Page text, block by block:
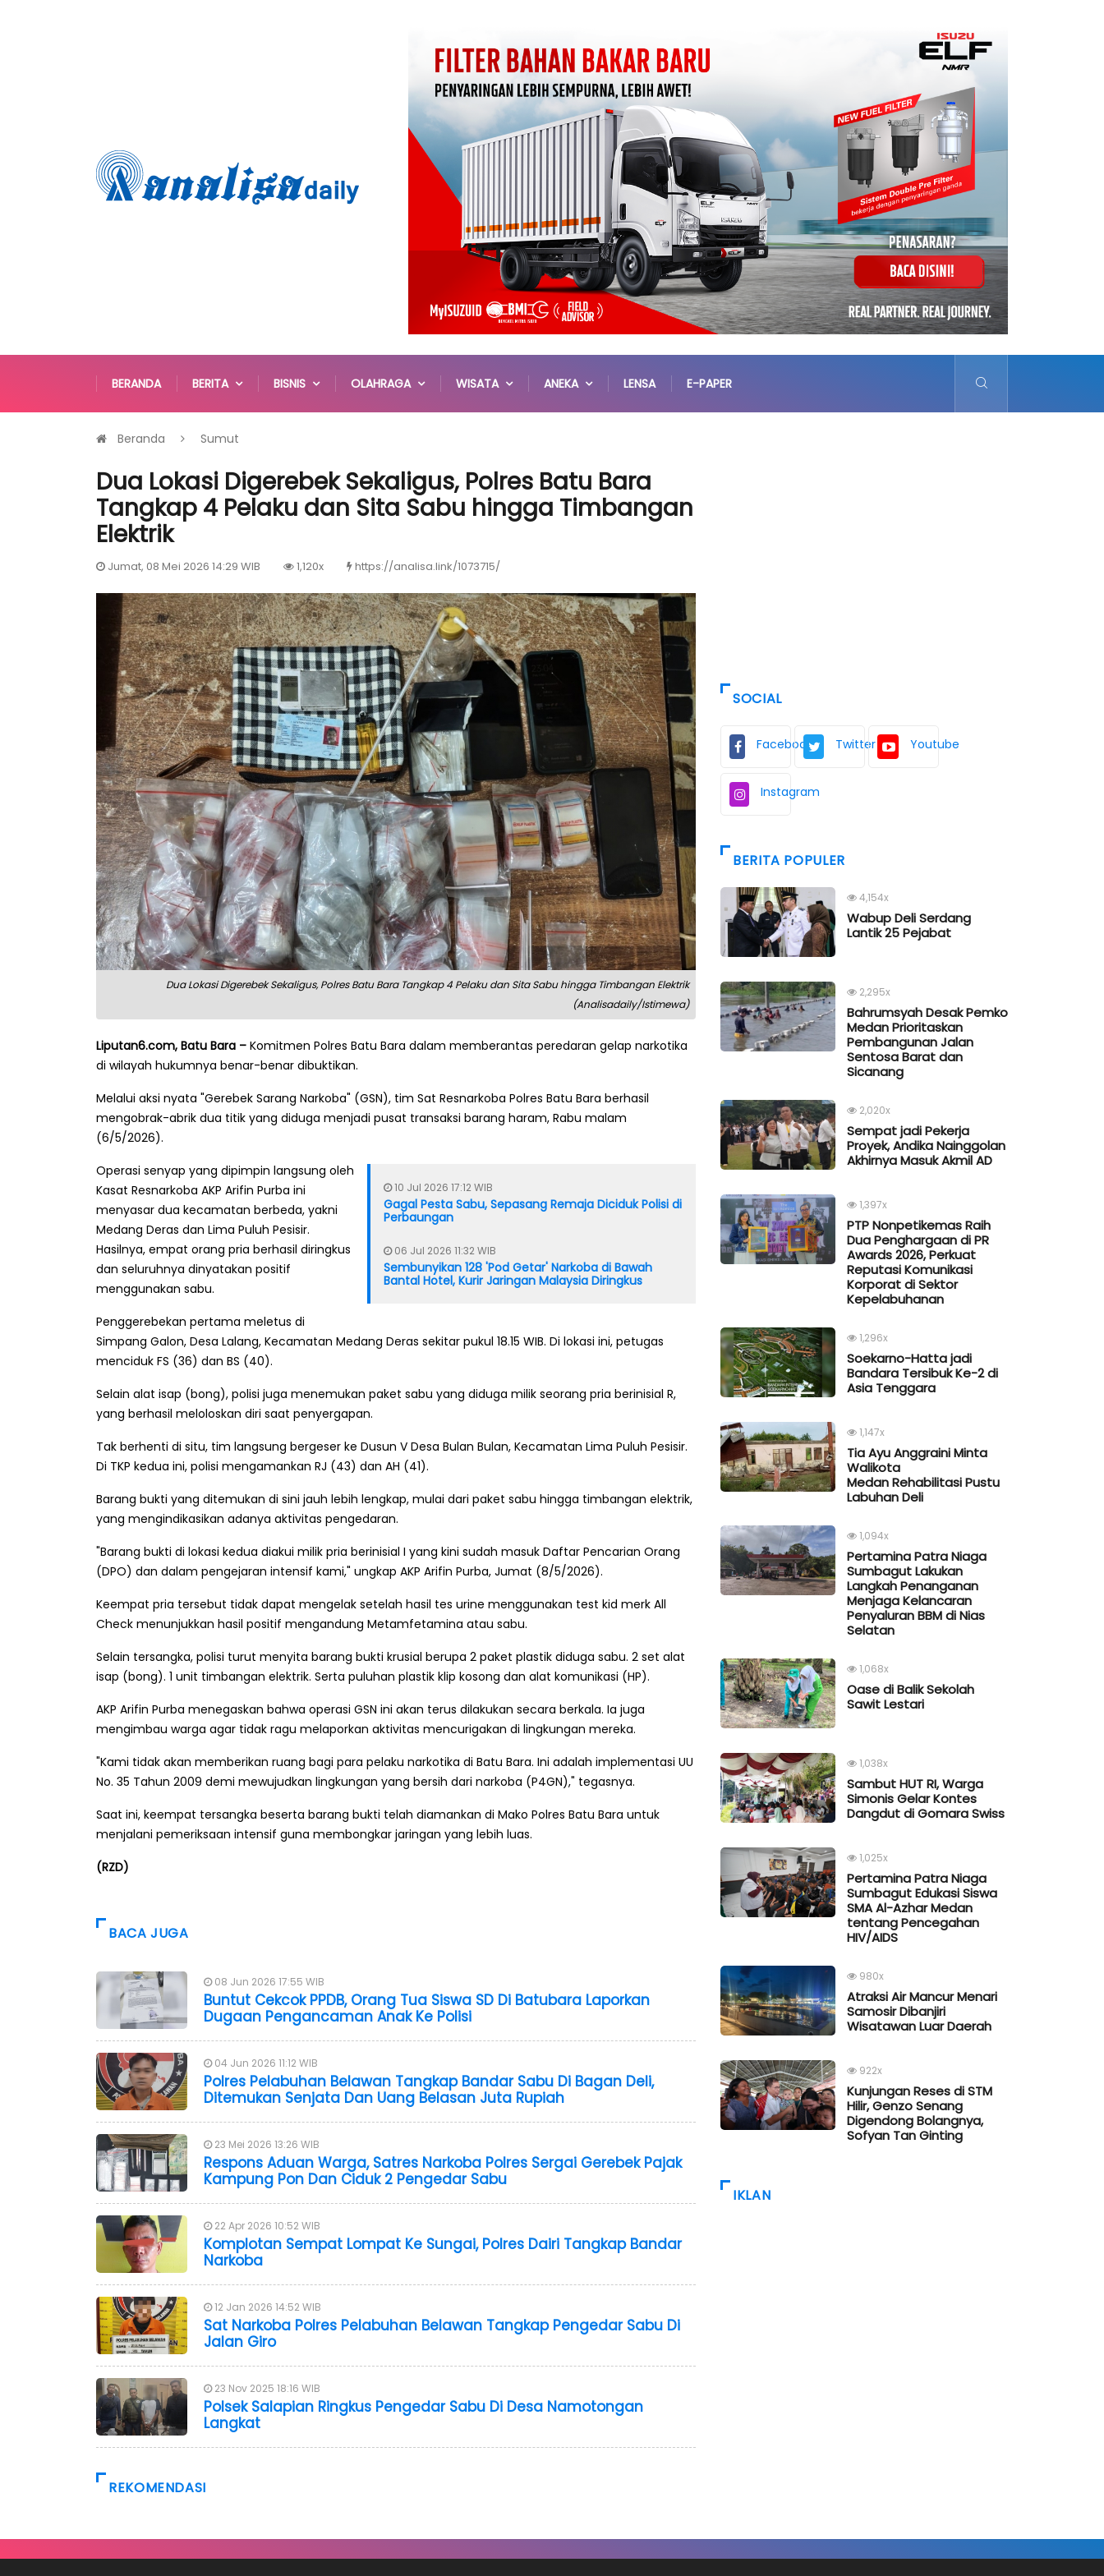
BERANDA BERITA BISNIS OLAHRAGA WISATA ANEKA LENSA E-PAPER
Beranda Sumut
Dua Lokasi Digerebek Sekaligus, Polres Batu Bara
Tangkap 4 Pelaku dan Sita Sabu hingga Timbangan
Elektrik
Jumat, 08 Mei 2026 14:29 WIB 1,120x https://analisa.link/1073715/
Dua Lokasi Digerebek Sekaligus, Polres Batu Bara Tangkap 4 Pelaku dan Sita Sabu hingga Timbangan Elektrik
(Analisadaily/Istimewa)
Liputan6.com, Batu Bara – Komitmen Polres Batu Bara dalam memberantas peredaran gelap narkotika
di wilayah hukumnya benar-benar dibuktikan.
Melalui aksi nyata "Gerebek Sarang Narkoba" (GSN), tim Sat Resnarkoba Polres Batu Bara berhasil
mengobrak-abrik dua titik yang diduga menjadi pusat transaksi barang haram, Rabu malam
(6/5/2026).
10 Jul 2026 17:12 WIB
Gagal Pesta Sabu, Sepasang Remaja Diciduk Polisi di
Perbaungan
06 Jul 2026 11:32 WIB
Sembunyikan 128 'Pod Getar' Narkoba di Bawah
Bantal Hotel, Kurir Jaringan Malaysia Diringkus
Operasi senyap yang dipimpin langsung oleh
Kasat Resnarkoba AKP Arifin Purba ini
menyasar dua kecamatan berbeda, yakni
Medang Deras dan Lima Puluh Pesisir.
Hasilnya, empat orang pria berhasil diringkus
dan seluruhnya dinyatakan positif
menggunakan sabu.
Penggerebekan pertama meletus di
Simpang Galon, Desa Lalang, Kecamatan Medang Deras sekitar pukul 18.15 WIB. Di lokasi ini, petugas
menciduk FS (36) dan BS (40).
Selain alat isap (bong), polisi juga menemukan paket sabu yang diduga milik seorang pria berinisial R,
yang berhasil meloloskan diri saat penyergapan.
Tak berhenti di situ, tim langsung bergeser ke Dusun V Desa Bulan Bulan, Kecamatan Lima Puluh Pesisir.
Di TKP kedua ini, polisi mengamankan RJ (43) dan AH (41).
Barang bukti yang ditemukan di sini jauh lebih lengkap, mulai dari paket sabu hingga timbangan elektrik,
yang mengindikasikan adanya aktivitas pengedaran.
"Barang bukti di lokasi kedua diakui milik pria berinisial I yang kini sudah masuk Daftar Pencarian Orang
(DPO) dan dalam pengejaran intensif kami," ungkap AKP Arifin Purba, Jumat (8/5/2026).
Keempat pria tersebut tidak dapat mengelak setelah hasil tes urine menggunakan test kid merk All
Check menunjukkan hasil positif mengandung Metamfetamina atau sabu.
Selain tersangka, polisi turut menyita barang bukti krusial berupa 2 paket plastik diduga sabu. 2 set alat
isap (bong). 1 unit timbangan elektrik. Serta puluhan plastik klip kosong dan alat komunikasi (HP).
AKP Arifin Purba menegaskan bahwa operasi GSN ini akan terus dilakukan secara berkala. Ia juga
mengimbau warga agar tidak ragu melaporkan aktivitas mencurigakan di lingkungan mereka.
"Kami tidak akan memberikan ruang bagi para pelaku narkotika di Batu Bara. Ini adalah implementasi UU
No. 35 Tahun 2009 demi mewujudkan lingkungan yang bersih dari narkoba (P4GN)," tegasnya.
Saat ini, keempat tersangka beserta barang bukti telah diamankan di Mako Polres Batu Bara untuk
menjalani pemeriksaan intensif guna membongkar jaringan yang lebih luas.
(RZD)
BACA JUGA
08 Jun 2026 17:55 WIB
Buntut Cekcok PPDB, Orang Tua Siswa SD Di Batubara Laporkan
Dugaan Pengancaman Anak Ke Polisi
04 Jun 2026 11:12 WIB
Polres Pelabuhan Belawan Tangkap Bandar Sabu Di Bagan Deli,
Ditemukan Senjata Dan Uang Belasan Juta Rupiah
23 Mei 2026 13:26 WIB
Respons Aduan Warga, Satres Narkoba Polres Sergai Gerebek Pajak
Kampung Pon Dan Ciduk 2 Pengedar Sabu
22 Apr 2026 10:52 WIB
Komplotan Sempat Lompat Ke Sungai, Polres Dairi Tangkap Bandar
Narkoba
12 Jan 2026 14:52 WIB
Sat Narkoba Polres Pelabuhan Belawan Tangkap Pengedar Sabu Di
Jalan Giro
23 Nov 2025 18:16 WIB
Polsek Salapian Ringkus Pengedar Sabu Di Desa Namotongan
Langkat
REKOMENDASI
SOCIAL
Facebook Twitter Youtube
Instagram
BERITA POPULER
4,154x
Wabup Deli Serdang
Lantik 25 Pejabat
2,295x
Bahrumsyah Desak Pemko
Medan Prioritaskan
Pembangunan Jalan
Sentosa Barat dan
Sicanang
2,020x
Sempat jadi Pekerja
Proyek, Andika Nainggolan
Akhirnya Masuk Akmil AD
1,397x
PTP Nonpetikemas Raih
Dua Penghargaan di PR
Awards 2026, Perkuat
Reputasi Komunikasi
Korporat di Sektor
Kepelabuhanan
1,296x
Soekarno-Hatta jadi
Bandara Tersibuk Ke-2 di
Asia Tenggara
1,147x
Tia Ayu Anggraini Minta
Walikota
Medan Rehabilitasi Pustu
Labuhan Deli
1,094x
Pertamina Patra Niaga
Sumbagut Lakukan
Langkah Penanganan
Menjaga Kelancaran
Penyaluran BBM di Nias
Selatan
1,068x
Oase di Balik Sekolah
Sawit Lestari
1,038x
Sambut HUT RI, Warga
Simonis Gelar Kontes
Dangdut di Gomara Swiss
1,025x
Pertamina Patra Niaga
Sumbagut Edukasi Siswa
SMA Al-Azhar Medan
tentang Pencegahan
HIV/AIDS
980x
Atraksi Air Mancur Menari
Samosir Dibanjiri
Wisatawan Luar Daerah
922x
Kunjungan Reses di STM
Hilir, Genzo Senang
Digendong Bolangnya,
Sofyan Tan Ginting
IKLAN